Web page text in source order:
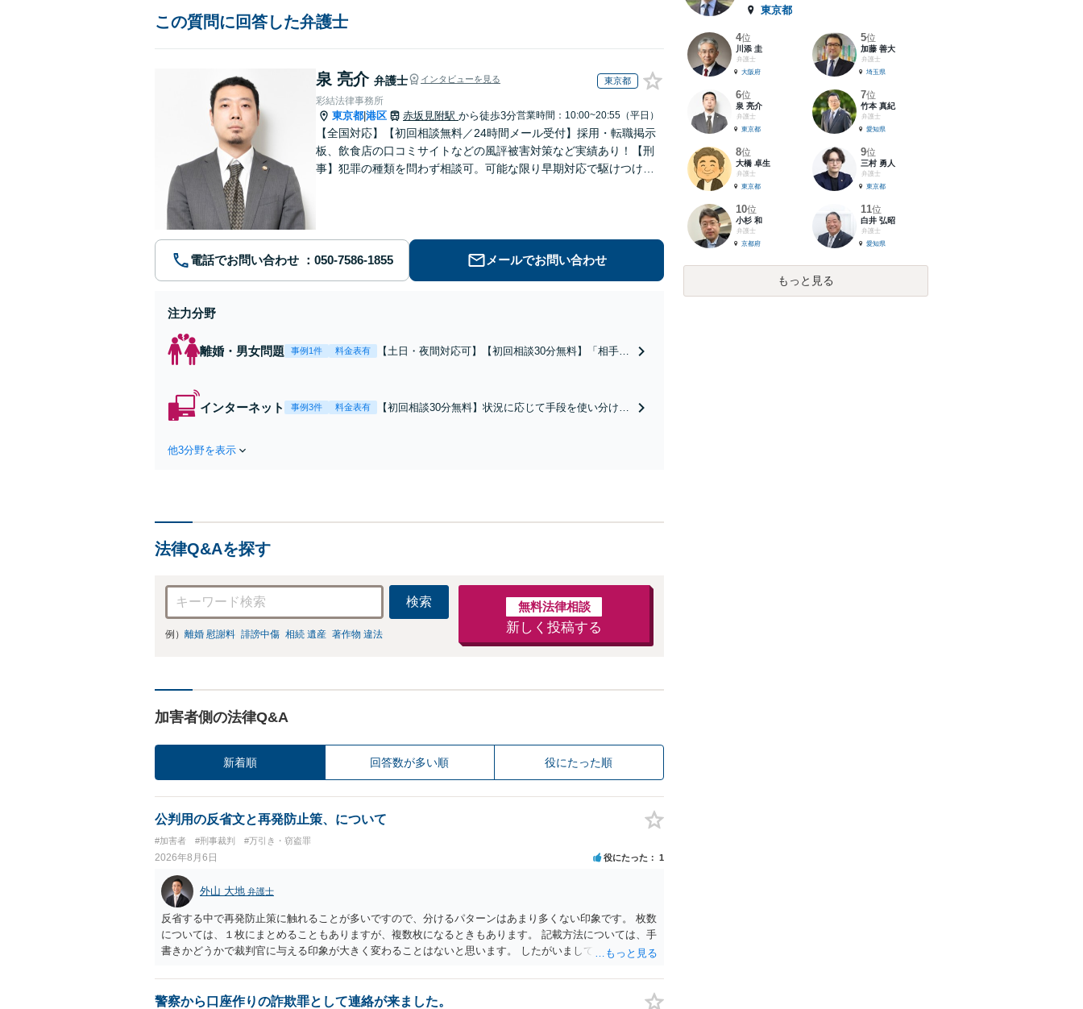
この質問に回答した弁護士
泉 亮介 弁護士 インタビューを見る 東京都
彩結法律事務所
東京都 港区 赤坂見附駅 から徒歩3分営業時間：10:00~20:55（平日）
【全国対応】【初回相談無料／24時間メール受付】採用・転職掲示
板、飲食店の口コミサイトなどの風評被害対策など実績あり！【刑
事】犯罪の種類を問わず相談可。可能な限り早期対応で駆けつけサ
電話でお問い合わせ メールでお問い合わせ
注力分野
離婚・男女問題 事例1件 料金表有
【土日・夜間対応可】【初回相談30分無料】「相手方
金額アップ／減額交渉も対応可」【完全個室対応】
インターネット 事例3件 料金表有
【初回相談30分無料】状況に応じて手段を使い分け、
他3分野を表示
法律Q&Aを探す
検索
例） 離婚 慰謝料 誹謗中傷 相続 遺産 著作物 違法
無料法律相談
新しく投稿する
加害者側の法律Q&A
新着順 回答数が多い順 役にたった順
公判用の反省文と再発防止策、について
#加害者 #刑事裁判 #万引き・窃盗罪
2026年8月6日 役にたった 1
外山 大地 弁護士
反省する中で再発防止策に触れることが多いですので、分けるパターンはあまり多くない印象です。 枚数
については、１枚にまとめることもありますが、複数枚になるときもあります。 記載方法については、手
書きかどうかで裁判官に与える印象が大きく変わることはないと思います。 したがいまして、いずれも良
警察から口座作りの詐欺罪として連絡が来ました。
東京都
4位
川添 圭
弁護士
大阪府
5位
加藤 善大
弁護士
埼玉県
6位
泉 亮介
弁護士
東京都
7位
竹本 真紀
弁護士
愛知県
8位
大橋 卓生
弁護士
東京都
9位
三村 勇人
弁護士
東京都
10位
小杉 和
弁護士
京都府
11位
白井 弘昭
弁護士
愛知県
もっと見る